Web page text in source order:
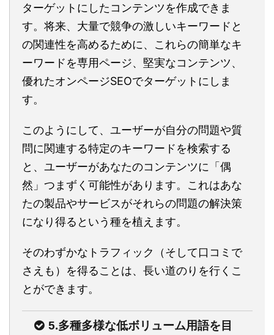
ターゲットにしたコンテンツを作成できま
す。将来、大量で競争の激しいキーワードと
の関連性を高めるために、これらの簡単なキ
ーワードを専用ページ、堅実なコンテンツ、
優れたオンページSEOでターゲットにしま
す。
このようにして、ユーザーが自分の問題や質
問に関連する特定のキーワードを検索する
と、ユーザーがあなたのコンテンツに「偶
然」つまずく可能性があります。これはあな
たの製品やサービスがそれらの問題の解決策
になり得るという種を植えます。
そのわずかなトラフィック（そして口コミで
さえも）を得ることは、長い道のりを行くこ
とができます。
5.多種多様な低ボリューム用語を目